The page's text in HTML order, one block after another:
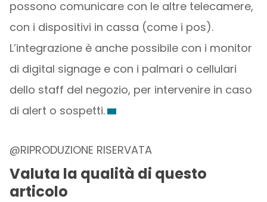
possono comunicare con le altre telecamere,
con i dispositivi in cassa (come i pos).
L’integrazione è anche possibile con i monitor
di digital signage e con i palmari o cellulari
dello staff del negozio, per intervenire in caso
di alert o sospetti.
@RIPRODUZIONE RISERVATA
Valuta la qualità di questo
articolo